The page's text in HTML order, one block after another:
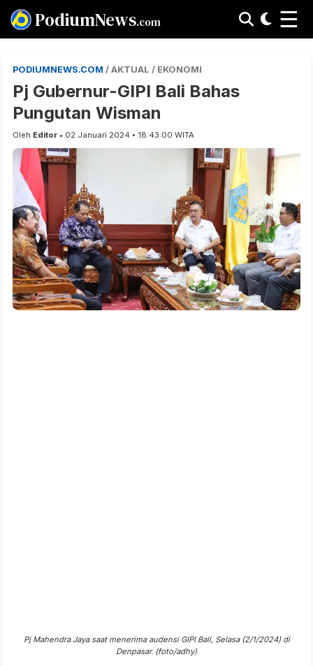
PodiumNews.com ☰
PODIUMNEWS.COM / AKTUAL / EKONOMI
Pj Gubernur-GIPI Bali Bahas
Pungutan Wisman
Oleh Editor • 02 Januari 2024 • 18:43:00 WITA
Pj Mahendra Jaya saat menerima audensi GIPI Bali, Selasa (2/1/2024) di
Denpasar. (foto/adhy)